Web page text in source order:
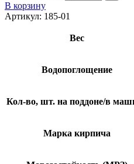
В корзину
Артикул: 185-01
Вес
Водопоглощение
Кол-во, шт. на поддоне/в
Марка кирпича